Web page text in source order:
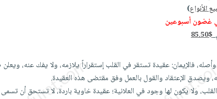
الأنواع)
غضون أسبوعين
85.50$
فالإيمان: عقيدة تستقر في القلب إستقراراً يلازمه، ولا يفك عنه،
ويصدق الإعتقاد والقول بالعمل وفق مقتضى هذه العقيدة.
ولا يكون لها وجود في العلانية؛ عقيدة خاوية باردة، لا تستحق أن